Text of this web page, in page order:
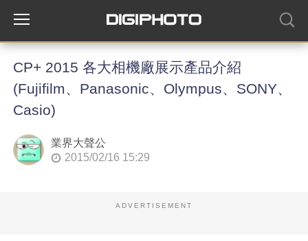
CP+ 2015 各大相機廠展示產品介紹
(Fujifilm、Panasonic、Olympus、SONY、
Casio)
業界大聲公
2015/02/16 15:29
ADVERTISEMENT